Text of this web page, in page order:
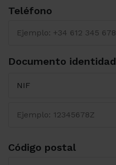
Teléfono
Documento identidad
Código postal